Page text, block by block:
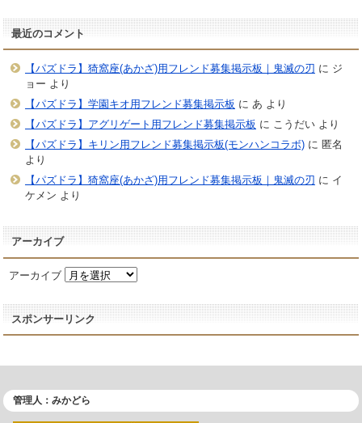
最近のコメント
【パズドラ】猗窩座(あかざ)用フレンド募集掲示板｜鬼滅の刃 に ジ
ョー より
【パズドラ】学園キオ用フレンド募集掲示板 に あ より
【パズドラ】アグリゲート用フレンド募集掲示板 に こうだいより
【パズドラ】キリン用フレンド募集掲示板(モンハンコラボ)に 匿名
より
【パズドラ】猗窩座(あかざ)用フレンド募集掲示板｜鬼滅の刃 に イ
ケメン より
アーカイブ
アーカイブ
スポンサーリンク
管理人：みかどら